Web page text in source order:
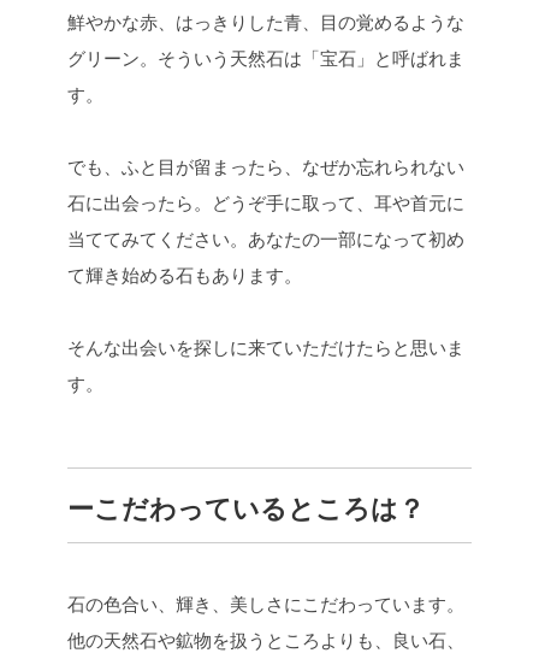
鮮やかな赤、はっきりした青、目の覚めるような
グリーン。そういう天然石は「宝石」と呼ばれま
す。
でも、ふと目が留まったら、なぜか忘れられない
石に出会ったら。どうぞ手に取って、耳や首元に
当ててみてください。あなたの一部になって初め
て輝き始める石もあります。
そんな出会いを探しに来ていただけたらと思いま
す。
ーこだわっているところは？
石の色合い、輝き、美しさにこだわっています。
他の天然石や鉱物を扱うところよりも、良い石、